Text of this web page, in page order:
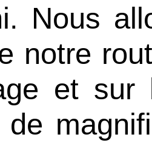
Nous
notre
et sur